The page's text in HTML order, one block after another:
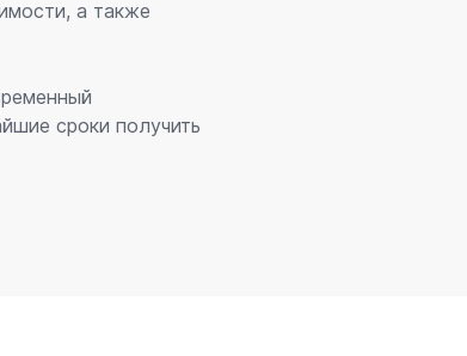
а также
сроки получить